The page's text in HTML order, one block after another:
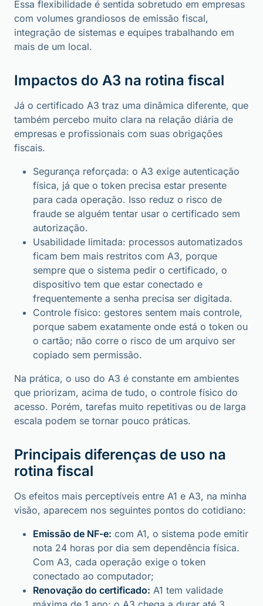
Essa flexibilidade é sentida sobretudo em empresas
com volumes grandiosos de emissão fiscal,
integração de sistemas e equipes trabalhando em
mais de um local.
Impactos do A3 na rotina fiscal
Já o certificado A3 traz uma dinâmica diferente, que
também percebo muito clara na relação diária de
empresas e profissionais com suas obrigações
fiscais.
Segurança reforçada: o A3 exige autenticação
física, já que o token precisa estar presente
para cada operação. Isso reduz o risco de
fraude se alguém tentar usar o certificado sem
autorização.
Usabilidade limitada: processos automatizados
ficam bem mais restritos com A3, porque
sempre que o sistema pedir o certificado, o
dispositivo tem que estar conectado e
frequentemente a senha precisa ser digitada.
Controle físico: gestores sentem mais controle,
porque sabem exatamente onde está o token ou
o cartão; não corre o risco de um arquivo ser
copiado sem permissão.
Na prática, o uso do A3 é constante em ambientes
que priorizam, acima de tudo, o controle físico do
acesso. Porém, tarefas muito repetitivas ou de larga
escala podem se tornar pouco práticas.
Principais diferenças de uso na
rotina fiscal
Os efeitos mais perceptíveis entre A1 e A3, na minha
visão, aparecem nos seguintes pontos do cotidiano:
Emissão de NF-e: com A1, o sistema pode emitir
nota 24 horas por dia sem dependência física.
Com A3, cada operação exige o token
conectado ao computador;
Renovação do certificado: A1 tem validade